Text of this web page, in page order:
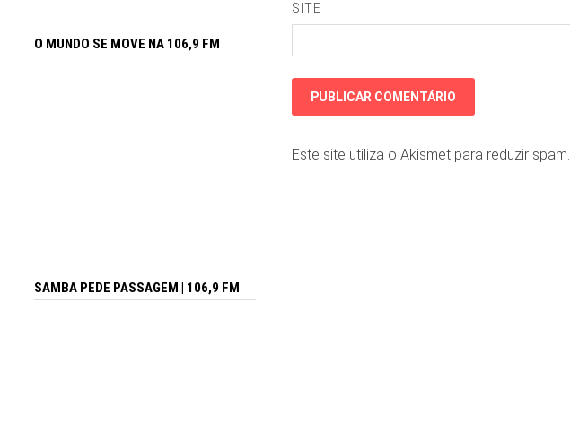
SITE
Este site utiliza o Akismet para reduzir spam.
O MUNDO SE MOVE NA 106,9 FM
SAMBA PEDE PASSAGEM | 106,9 FM